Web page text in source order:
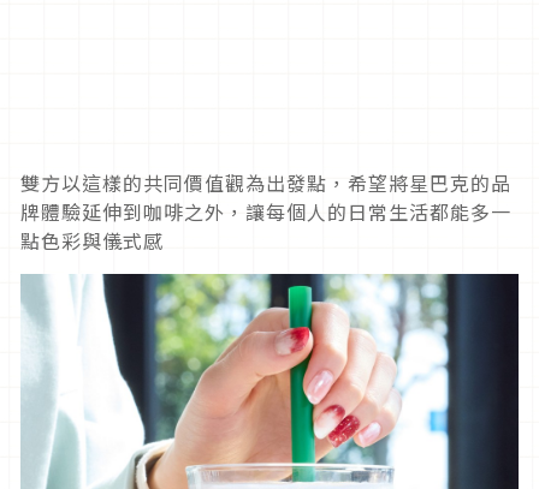
雙方以這樣的共同價值觀為出發點，希望將星巴克的品
牌體驗延伸到咖啡之外，讓每個人的日常生活都能多一
點色彩與儀式感